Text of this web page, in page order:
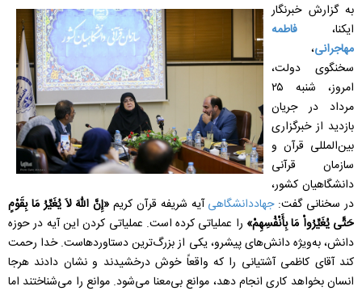
به گزارش خبرنگار
ایکنا، فاطمه
مهاجرانی،
سخنگوی دولت،
امروز، شنبه ۲۵
مرداد در جریان
بازدید از خبرگزاری
بین‌المللی قرآن و
سازمان قرآنی
دانشگاهیان کشور،
در سخنانی گفت:جهاددانشگاهیآیه شریفه قرآن کریم «إِنَّ اللّهَ لاَ یُغَیِّرُ مَا بِقَوْمٍ
حَتَّى یُغَیِّرُواْ مَا بِأَنْفُسِهِمْ» را عملیاتی کرده است. عملیاتی کردن این آیه در حوزه
دانش، به‌ویژه دانش‌های پیشرو، یکی از بزرگ‌ترین دستاوردهاست. خدا رحمت
کند آقای کاظمی آشتیانی را که واقعاً خوش درخشیدند و نشان دادند هرجا
انسان بخواهد کاری انجام دهد، موانع بی‌معنا می‌شود. موانع را می‌شناختند اما